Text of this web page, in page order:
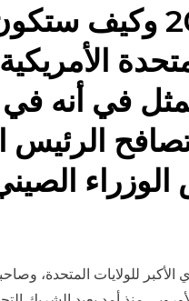
في أنه في
تصافح الرئيس
للولايات المتحدة،